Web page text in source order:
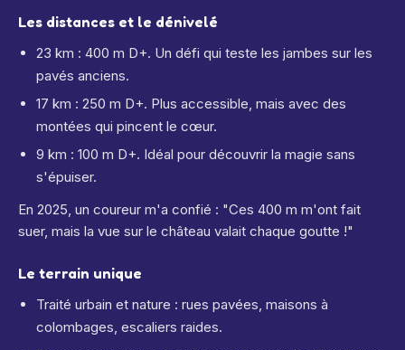
Les distances et le dénivelé
23 km : 400 m D+. Un défi qui teste les jambes sur les
pavés anciens.
17 km : 250 m D+. Plus accessible, mais avec des
montées qui pincent le cœur.
9 km : 100 m D+. Idéal pour découvrir la magie sans
s'épuiser.
En 2025, un coureur m'a confié : "Ces 400 m m'ont fait
suer, mais la vue sur le château valait chaque goutte !"
Le terrain unique
Traité urbain et nature : rues pavées, maisons à
colombages, escaliers raides.